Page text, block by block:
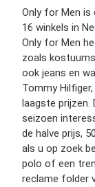
Only for Men is
16 winkels in
Only for Men
zoals
ook jeans en
Tommy Hilfiger,
laagste prijzen.
seizoen
de halve prijs,
als u op zoek
polo of een
reclame folder